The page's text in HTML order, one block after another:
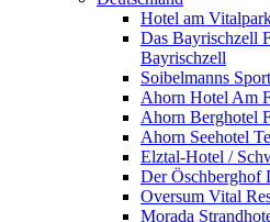
Hotel am
Das Bayrischzell
Bayrischzell
Soibelmanns
Ahorn Hotel Am
Ahorn Berghotel
Ahorn Seehotel
Elztal-Hotel /
Der Öschberghof
Oversum Vital
Morada